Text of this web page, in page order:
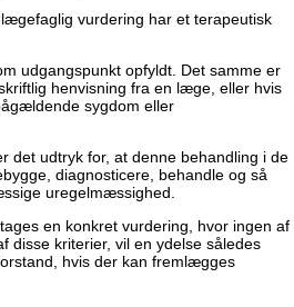
vurdering har et terapeutisk
udgangspunkt opfyldt. Det samme er
henvisning fra en læge, eller hvis
sygdom eller
det udtryk for, at denne behandling i de
diagnosticere, behandle og så
uregelmæssighed.
en konkret vurdering, hvor ingen af
disse kriterier, vil en ydelse således
hvis der kan fremlægges